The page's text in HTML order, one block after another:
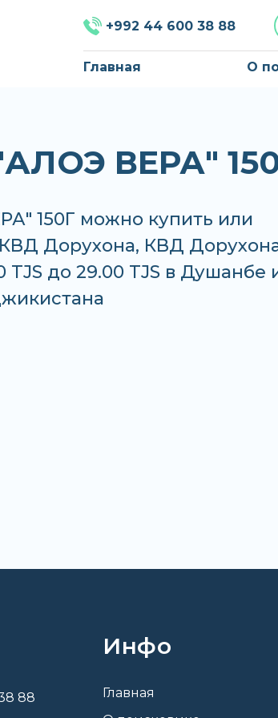
+992 44 600 38 88
Главная О
ВЕРА"
150Г можно купить или
КВД Дорухона, КВД
до 29.00 TJS в Душанбе
88
Инфо
Главная